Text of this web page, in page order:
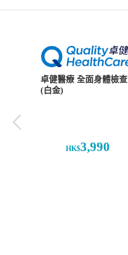
卓健醫療 全面身體檢查
(白金)
HK$3,990